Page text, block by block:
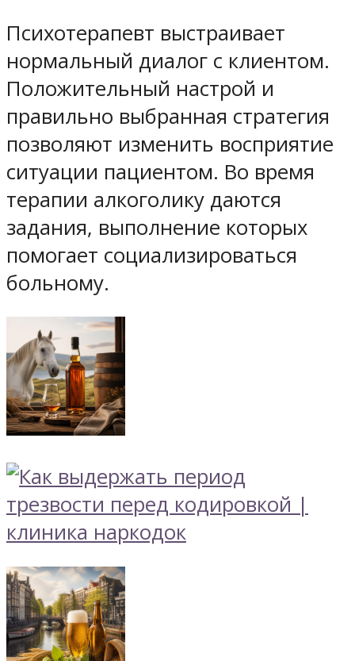
Психотерапевт выстраивает
нормальный диалог с клиентом.
Положительный настрой и
правильно выбранная стратегия
позволяют изменить восприятие
ситуации пациентом. Во время
терапии алкоголику даются
задания, выполнение которых
помогает социализироваться
больному.